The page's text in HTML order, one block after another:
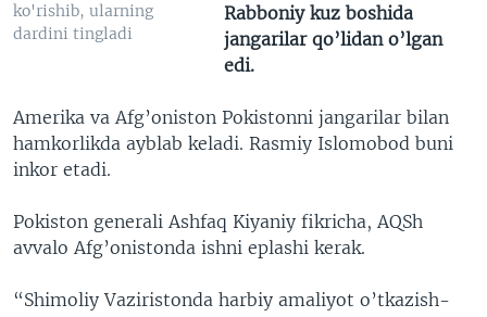
ko'rishib, ularning
dardini tingladi
Rabboniy kuz boshida
jangarilar qo’lidan o’lgan
edi.
Amerika va Afg’oniston Pokistonni jangarilar bilan
hamkorlikda ayblab keladi. Rasmiy Islomobod buni
inkor etadi.
Pokiston generali Ashfaq Kiyaniy fikricha, AQSh
avvalo Afg’onistonda ishni eplashi kerak.
“Shimoliy Vaziristonda harbiy amaliyot o’tkazish-